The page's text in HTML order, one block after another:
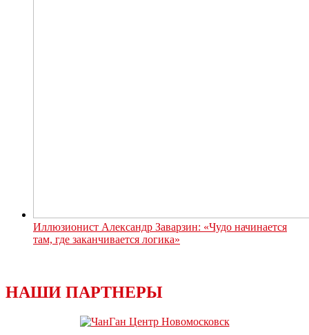
Иллюзионист Александр Заварзин: «Чудо начинается
там, где заканчивается логика»
НАШИ ПАРТНЕРЫ